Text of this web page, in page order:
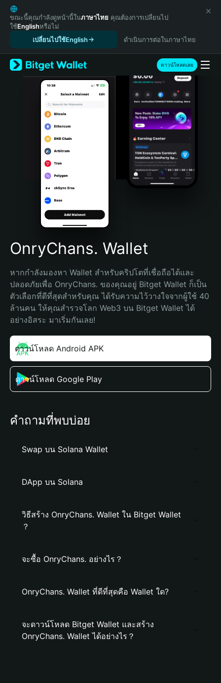
English
日本語
Tiếng Việt
Español (Latinoamérica)
Türkçe
Italiano
Português (Portugal)
Bahasa Indonesia
Português (Brasil)
Español (Argentina)
ขณะนี้คุณกำลังดูหน้านี้ในภาษาไทย คุณต้องการเปลี่ยนไป
ใช้Englishหรือไม่
เปลี่ยนไปใช้English
ดำเนินการต่อในภาษาไทย
ดาวน์โหลดเลย
OnryChans. Wallet
หากกำลังมองหา Wallet สำหรับคริปโตที่เชื่อถือได้และ
ปลอดภัยเพื่อ OnryChans. ของคุณอยู่ Bitget Wallet ก็เป็น
ตัวเลือกที่ดีที่สุดสำหรับคุณ ได้รับความไว้วางใจจากผู้ใช้ 40
ล้านคน ให้คุณสำรวจโลก Web3 บน Bitget Wallet ได้
อย่างอิสระ มาเริ่มกันเลย!
ดาวน์โหลด Android APK
ดาวน์โหลด Google Play
คำถามที่พบบ่อย
Swap บน Solana Wallet
DApp บน Solana
วิธีสร้าง OnryChans. Wallet ใน Bitget Wallet
？
จะซื้อ OnryChans. อย่างไร？
OnryChans. Wallet ที่ดีที่สุดคือ Wallet ใด?
จะดาวน์โหลด Bitget Wallet และสร้าง
OnryChans. Wallet ได้อย่างไร？